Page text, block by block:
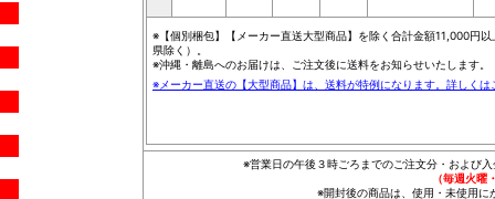
※【個別梱包】【メーカー直送大型商品】を除く合計金額11,000円
県除く）。
※沖縄・離島へのお届けは、ご注文後に送料をお知らせいたします。
※メーカー直送の【大型商品】は、送料が特例になります。詳しくは
※営業日の午後３時ごろまでのご注文分・および
（毎週火
※開封後の商品は、使用・未使用に